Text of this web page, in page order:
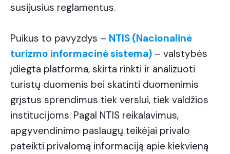
susijusius reglamentus.
Puikus to pavyzdys – NTIS (Nacionalinė
turizmo informacinė sistema) – valstybės
įdiegta platforma, skirta rinkti ir analizuoti
turistų duomenis bei skatinti duomenimis
grįstus sprendimus tiek verslui, tiek valdžios
institucijoms. Pagal NTIS reikalavimus,
apgyvendinimo paslaugų teikėjai privalo
pateikti privalomą informaciją apie kiekvieną